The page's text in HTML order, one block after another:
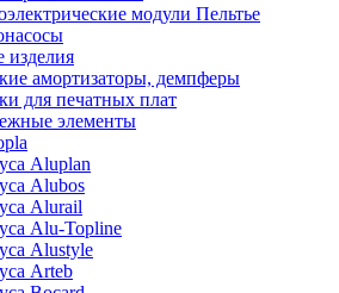
модули Пельтье
амортизаторы, демпферы
для печатных плат
элементы
Aluplan
Alubos
Alurail
Alu-Topline
Alustyle
Arteb